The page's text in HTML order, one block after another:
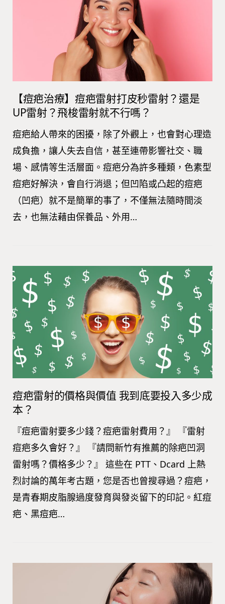
【痘疤治療】痘疤雷射打皮秒雷射？還是
UP雷射？飛梭雷射就不行嗎？
痘疤給人帶來的困擾，除了外觀上，也會對心理造
成負擔，讓人失去自信，甚至連帶影響社交、職
場、感情等生活層面。痘疤分為許多種類，色素型
痘疤好解決，會自行消退；但凹陷或凸起的痘疤
（凹疤）就不是簡單的事了，不僅無法隨時間淡
去，也無法藉由保養品、外用…
痘疤雷射的價格與價值 我到底要投入多少成
本？
『痘疤雷射要多少錢？痘疤雷射費用？』 『雷射
痘疤多久會好？』 『請問新竹有推薦的除疤凹洞
雷射嗎？價格多少？』 這些在 PTT、Dcard 上熱
烈討論的萬年考古題，您是否也曾搜尋過？痘疤，
是青春期皮脂腺過度發育與發炎留下的印記。紅痘
疤、黑痘疤…